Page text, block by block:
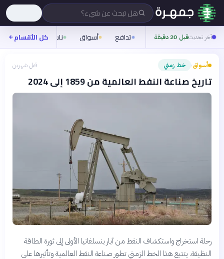
هل تبحث عن شيء؟
آخر تحديثقبل 20 دقيقة تدافع أسواق ناس روح
كل الأقسام
أسواق› خط زمني قبل شهرين
تاريخ صناعة النفط العالمية من 1859 إلى 2024
رحلة استخراج واستكشاف النفط من آبار بنسلفانيا الأولى إلى ثورة الطاقة
النظيفة. يتتبع هذا الخط الزمني تطور صناعة النفط العالمية وتأثيرها على